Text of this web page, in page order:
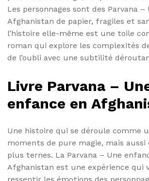
Les personnages sont des Parvana –
Afghanistan de papier, fragiles et
l’histoire elle-même est une toile
roman qui explore les complexités
de l’oubli avec une subtilité
Livre Parvana –
enfance en
Une histoire qui se déroule comme
moments de pure magie, mais aussi
plus ternes. La Parvana – Une
Afghanistan est une expérience qui
ressentir les émotions des